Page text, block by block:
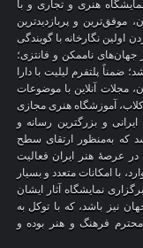
جهان می‌باشد، که باتجربهٔ برگزاری بیش از ۲۵۰ نمایشگاه هنری و تجاری و با
موفق‌ترین و پربازدیدترین
اولین نگارخانه با گویندگی
جهان‌های ناممکن و فانتزی؛
ضمناً پلتفرم لیلیت با دارا
مجلات آنلاین با موضوعات
آموزشگاه هنری مجازی
و بزرگترین رسانه و
که به‌منظور ارتقای سطح
در عرصهٔ هنر ایران فعالیت
با امکانات متعدد و بسیار
نمایشگاه آثار ایشان
نیز باشد، که با توکل به
محترم فرهنگ و هنر بوده و